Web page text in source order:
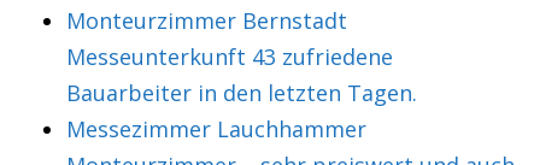
Monteurzimmer Bernstadt
Messeunterkunft 43 zufriedene
Bauarbeiter in den letzten Tagen.
Messezimmer Lauchhammer